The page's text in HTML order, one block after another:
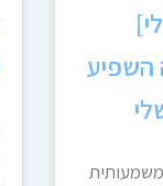
השפיע